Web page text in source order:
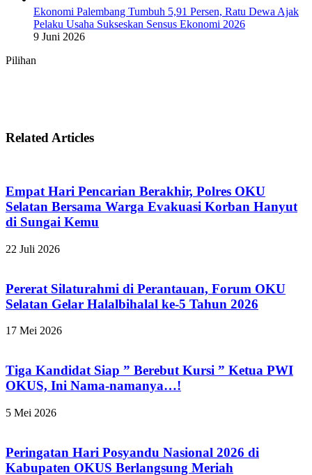
Ekonomi Palembang Tumbuh 5,91 Persen, Ratu Dewa Ajak
Pelaku Usaha Sukseskan Sensus Ekonomi 2026
9 Juni 2026
Pilihan
Related Articles
Empat Hari Pencarian Berakhir, Polres OKU
Selatan Bersama Warga Evakuasi Korban Hanyut
di Sungai Kemu
22 Juli 2026
Pererat Silaturahmi di Perantauan, Forum OKU
Selatan Gelar Halalbihalal ke-5 Tahun 2026
17 Mei 2026
Tiga Kandidat Siap ” Berebut Kursi ” Ketua PWI
OKUS, Ini Nama-namanya…!
5 Mei 2026
Peringatan Hari Posyandu Nasional 2026 di
Kabupaten OKUS Berlangsung Meriah